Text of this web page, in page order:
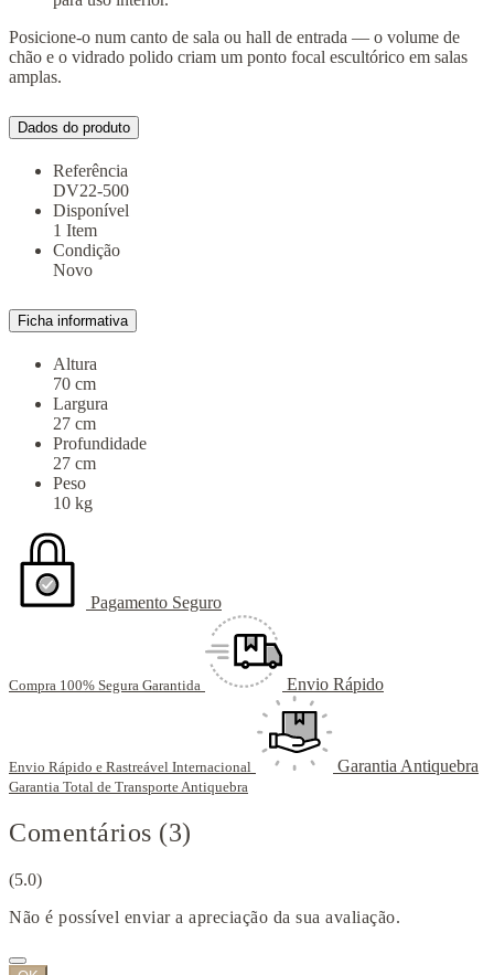
Posicione-o num canto de sala ou hall de entrada — o volume de
chão e o vidrado polido criam um ponto focal escultórico em salas
amplas.
Dados do produto
Referência
DV22-500
Disponível
1 Item
Condição
Novo
Ficha informativa
Altura
70 cm
Largura
27 cm
Profundidade
27 cm
Peso
10 kg
Pagamento Seguro
Compra 100% Segura Garantida Envio Rápido
Envio Rápido e Rastreável Internacional Garantia Antiquebra
Garantia Total de Transporte Antiquebra
Comentários (3)
(5.0)
Não é possível enviar a apreciação da sua avaliação.